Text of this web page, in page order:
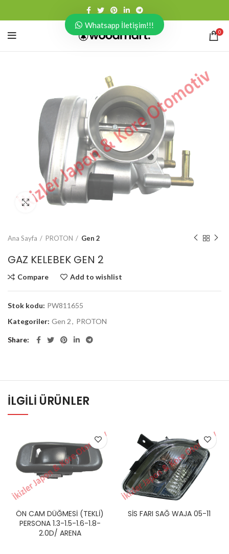
0
Click to enlarge
Ana Sayfa PROTON Gen 2
GAZ KELEBEK GEN 2
Compare Add to wishlist
Stok kodu: PW811655
Kategoriler: Gen 2, PROTON
Share
İLGILI ÜRÜNLER
ÖN CAM DÜĞMESİ (TEKLİ)
PERSONA 1.3-1.5-1.6-1.8-
2.0D/ ARENA
SİS FARI SAĞ WAJA 05-11
Whatsapp İletişim!!!